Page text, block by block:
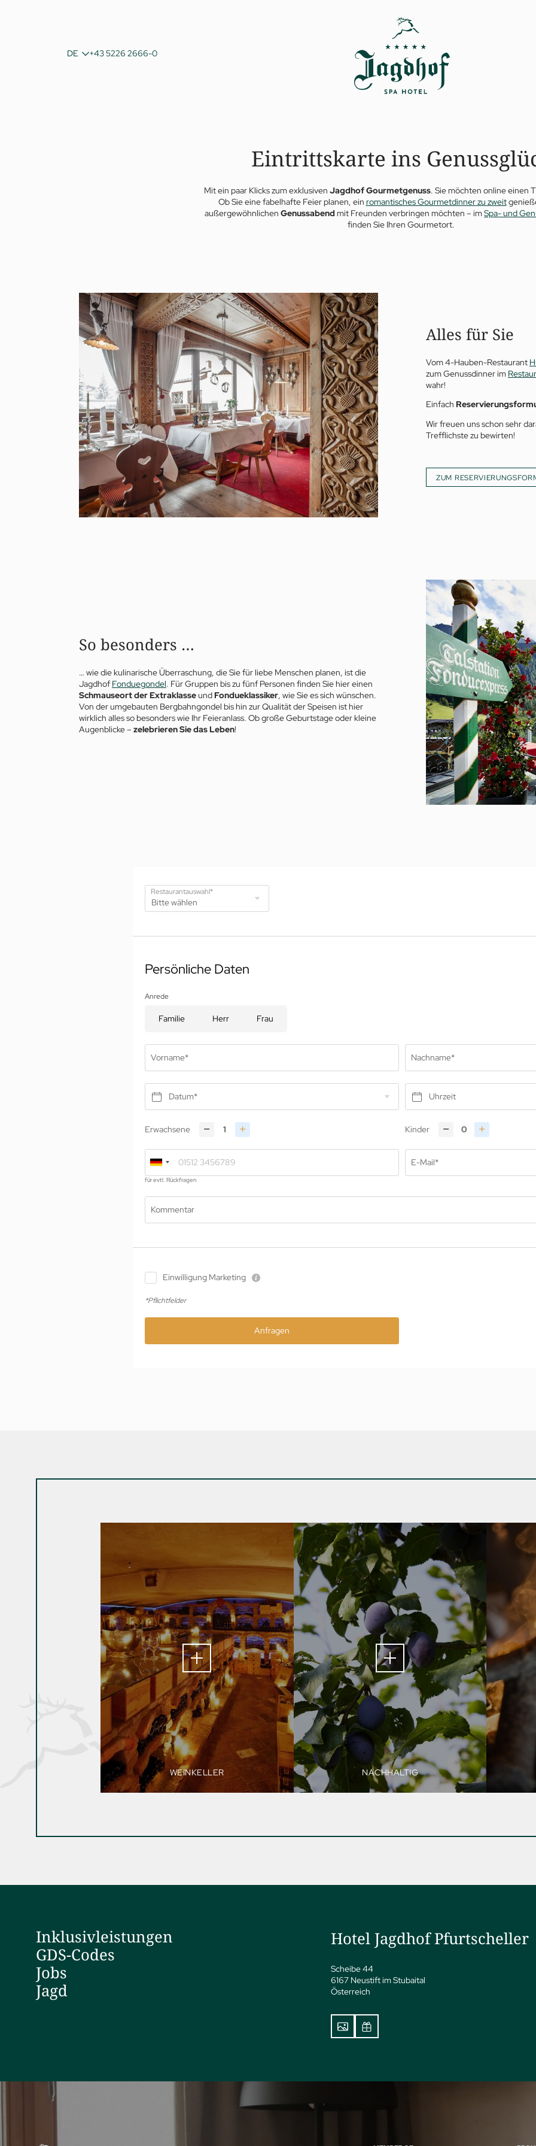
02 Zimmer & Suiten
Hubertusstube
Kaminbar
DE
IT
EN
+43 5226 2666-0
Eintrittskarte ins
Mit ein paar Klicks zum exklusiven Jagdhof Gourmetgenuss. Sie möchten online einen
Ob Sie eine fabelhafte Feier planen, ein romantisches Gourmetdinner zu zweit
außergewöhnlichen Genussabend mit Freunden verbringen möchten – imSpa- und
finden Sie Ihren Gourmetort.
Alles für Sie
Vom 4-Hauben-Restaurant
zum Genussdinner im
wahr!
Einfach
Wir freuen uns schon sehr
Trefflichste zu bewirten!
ZUM
So besonders …
… wie die kulinarische Überraschung, die Sie für liebe Menschen planen, ist die
Jagdhof Fonduegondel. Für Gruppen bis zu fünf Personen finden Sie hier einen
Schmauseort der ExtraklasseundFondueklassiker, wie Sie es sich wünschen.
Von der umgebauten Bergbahngondel bis hin zur Qualität der Speisen ist hier
wirklich alles so besonders wie Ihr Feieranlass. Ob große Geburtstage oder kleine
Augenblicke – zelebrieren Sie das Leben!
Restaurantauswahl*
Persönliche Daten
Anrede
Familie Herr Frau
Vorname* Nachname*
Datum* Uhrzeit
Erwachsene Kinder
für evtl. Rückfragen
E-Mail*
Kommentar
Einwilligung Marketing
*Pflichtfelder
Anfragen
WEINKELLER NACHHALTIG
Inklusivleistungen
GDS-Codes
Jobs
Jagd
Hotel Jagdhof Pfurtscheller
Scheibe 44
6167 Neustift im Stubaital
Österreich